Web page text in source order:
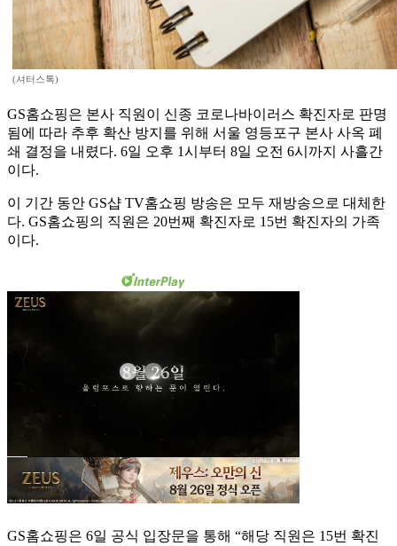
(셔터스톡)
GS홈쇼핑은 본사 직원이 신종 코로나바이러스 확진자로 판명
됨에 따라 추후 확산 방지를 위해 서울 영등포구 본사 사옥 폐
쇄 결정을 내렸다. 6일 오후 1시부터 8일 오전 6시까지 사흘간
이다.
이 기간 동안 GS샵 TV홈쇼핑 방송은 모두 재방송으로 대체한
다. GS홈쇼핑의 직원은 20번째 확진자로 15번 확진자의 가족
이다.
GS홈쇼핑은 6일 공식 입장문을 통해 “해당 직원은 15번 확진